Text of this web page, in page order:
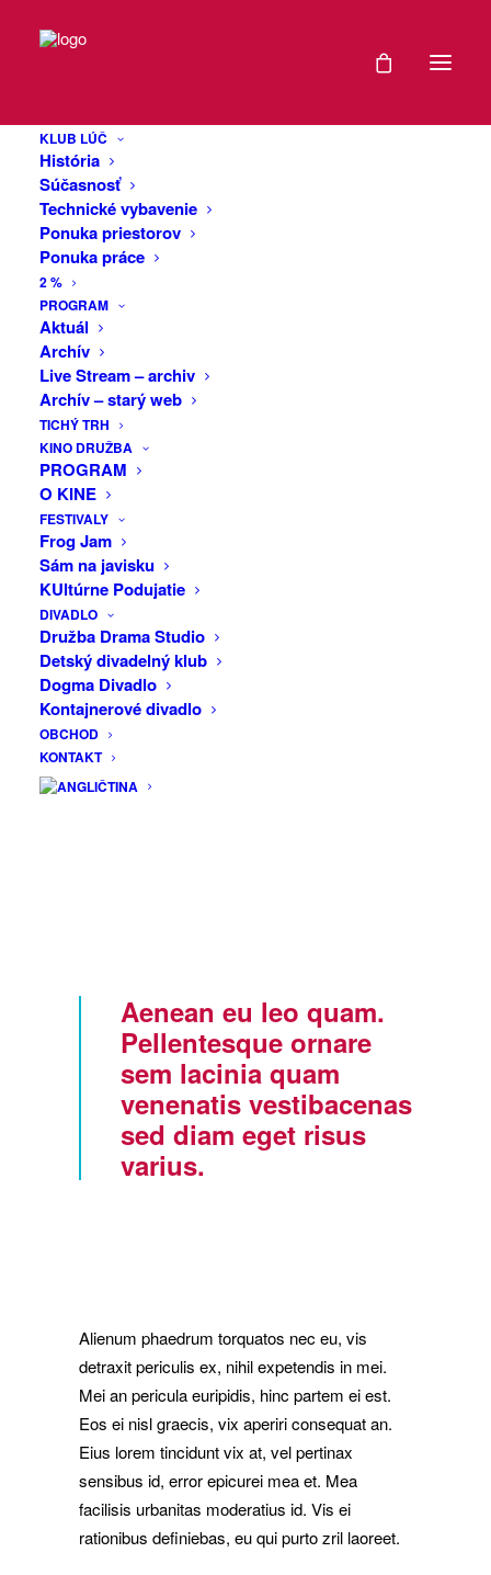
KLUB LÚČ
História
Súčasnosť
Technické vybavenie
Ponuka priestorov
Ponuka práce
2 %
PROGRAM
Aktuál
Archív
Live Stream – archiv
Archív – starý web
TICHÝ TRH
KINO DRUŽBA
PROGRAM
O KINE
FESTIVALY
Frog Jam
Sám na javisku
KUltúrne Podujatie
DIVADLO
Družba Drama Studio
Detský divadelný klub
Dogma Divadlo
Kontajnerové divadlo
OBCHOD
KONTAKT
Alienum phaedrum torquatos nec eu, vis
detraxit periculis ex, nihil expetendis in mei.
Mei an pericula euripidis, hinc partem ei est.
Eos ei nisl graecis, vix aperiri consequat an.
Eius lorem tincidunt vix at, vel pertinax
sensibus id, error epicurei mea et. Mea
facilisis urbanitas moderatius id. Vis ei
rationibus definiebas, eu qui purto zril laoreet.
Lorem ipsum dolor sit amet, te ridens gloriatur
temporibus qui, per enim veritus probatus ad.
Quo eu etiam exerci dolore, usu ne omnes
referrentur. Ex eam diceret denique, ut legimus
similique vix, te equidem apeirian definitionem
Aenean eu leo quam.
Pellentesque ornare
sem lacinia quam
venenatis vestibacenas
sed diam eget risus
varius.
Alienum phaedrum torquatos nec eu, vis
detraxit periculis ex, nihil expetendis in mei.
Mei an pericula euripidis, hinc partem ei est.
Eos ei nisl graecis, vix aperiri consequat an.
Eius lorem tincidunt vix at, vel pertinax
sensibus id, error epicurei mea et. Mea
facilisis urbanitas moderatius id. Vis ei
rationibus definiebas, eu qui purto zril laoreet.